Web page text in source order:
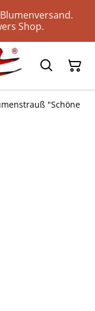
Shop.
"Schöne